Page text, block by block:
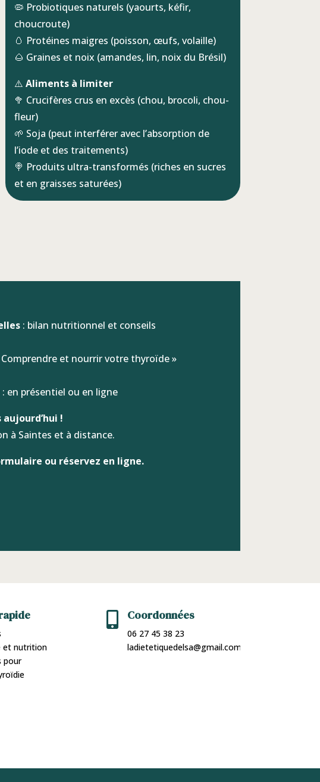
🦠 Probiotiques naturels (yaourts, kéfir,
choucroute)
🥚 Protéines maigres (poisson, œufs, volaille)
🌰 Graines et noix (amandes, lin, noix du Brésil)
⚠️ Aliments à limiter
🥦 Crucifères crus en excès (chou, brocoli, chou-
fleur)
🌱 Soja (peut interférer avec l’absorption de
l’iode et des traitements)
🍭 Produits ultra-transformés (riches en sucres
et en graisses saturées)
: bilan nutritionnel et conseils
Comprendre et nourrir votre thyroïde »
: en présentiel ou en ligne
!
à Saintes et à distance.
ou réservez en ligne.
et nutrition
pour
 Coordonnées
06 27 45 38 23
ladietetiquedelsa@gmail.com